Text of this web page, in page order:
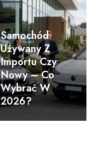
Samochód
Używany Z
Importu Czy
Nowy – Co
Wybrać W
2026?